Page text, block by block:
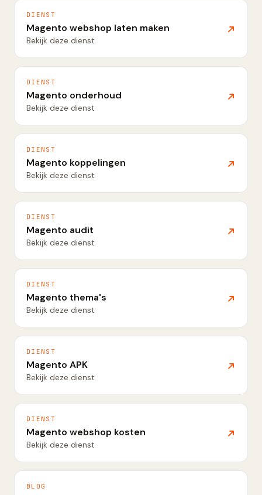
DIENST
Magento webshop laten maken
Bekijk deze dienst
DIENST
Magento onderhoud
Bekijk deze dienst
DIENST
Magento koppelingen
Bekijk deze dienst
DIENST
Magento audit
Bekijk deze dienst
DIENST
Magento thema's
Bekijk deze dienst
DIENST
Magento APK
Bekijk deze dienst
DIENST
Magento webshop kosten
Bekijk deze dienst
BLOG